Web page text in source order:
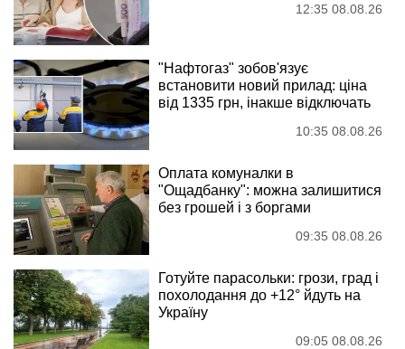
12:35 08.08.26
"Нафтогаз" зобов'язує
встановити новий прилад: ціна
від 1335 грн, інакше відключать
10:35 08.08.26
Оплата комуналки в
"Ощадбанку": можна залишитися
без грошей і з боргами
09:35 08.08.26
Готуйте парасольки: грози, град і
похолодання до +12° йдуть на
Україну
09:05 08.08.26